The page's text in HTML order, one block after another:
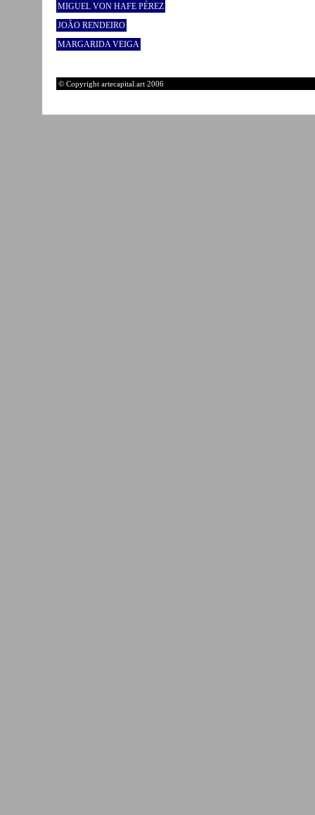
MIGUEL VON HAFE PÉREZ
JOÃO RENDEIRO
MARGARIDA VEIGA
© Copyright artecapital.art 2006